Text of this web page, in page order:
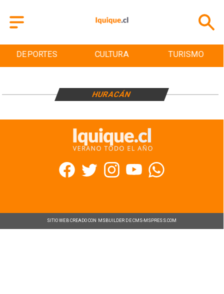
DEPORTES CULTURA TURISMO
HURACÁN
SITIO WEB CREADO CON MSBUILDER DE CMS-MSPRESS.COM